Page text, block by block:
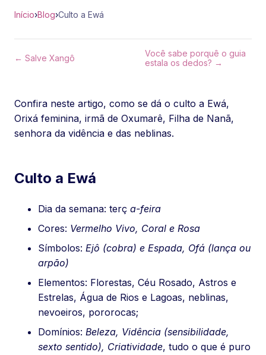
Início›Blog›Culto a Ewá
← Salve Xangô
Você sabe porquê o guia
estala os dedos? →
Confira neste artigo, como se dá o culto a Ewá,
Orixá feminina, irmã de Oxumarê, Filha de Nanã,
senhora da vidência e das neblinas.
Culto a Ewá
Dia da semana: terç a-feira
Cores: Vermelho Vivo, Coral e Rosa
Símbolos: Ejô (cobra) e Espada, Ofá (lança ou
arpão)
Elementos: Florestas, Céu Rosado, Astros e
Estrelas, Água de Rios e Lagoas, neblinas,
nevoeiros, pororocas;
Domínios: Beleza, Vidência (sensibilidade,
sexto sentido), Criatividade, tudo o que é puro